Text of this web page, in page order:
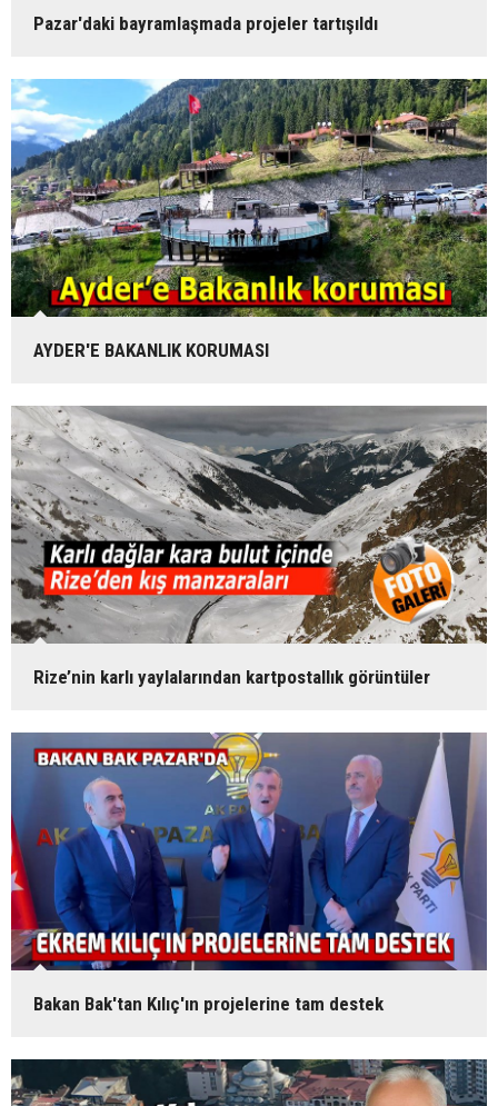
Pazar'daki bayramlaşmada projeler tartışıldı
AYDER'E BAKANLIK KORUMASI
Rize’nin karlı yaylalarından kartpostallık görüntüler
Bakan Bak'tan Kılıç'ın projelerine tam destek